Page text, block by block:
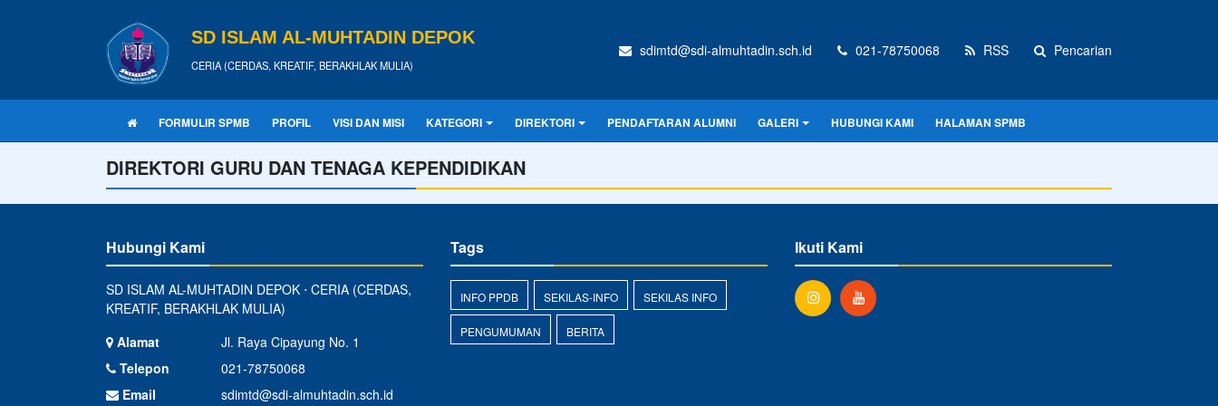
SD ISLAM AL-MUHTADIN DEPOK
CERIA (CERDAS, KREATIF, BERAKHLAK MULIA)
sdimtd@sdi-almuhtadin.sch.id 021-78750068 RSS Pencarian
FORMULIR SPMB PROFIL VISI DAN MISI KATEGORI DIREKTORI PENDAFTARAN ALUMNI GALERI HUBUNGI KAMI HALAMAN SPMB
DIREKTORI GURU DAN TENAGA KEPENDIDIKAN
Hubungi Kami
SD ISLAM AL-MUHTADIN DEPOK ⋅ CERIA (CERDAS,
KREATIF, BERAKHLAK MULIA)
Alamat
Jl. Raya Cipayung No. 1
Telepon
021-78750068
Email
sdimtd@sdi-almuhtadin.sch.id
Tags
INFO PPDB SEKILAS-INFO SEKILAS INFO
PENGUMUMAN BERITA
Ikuti Kami